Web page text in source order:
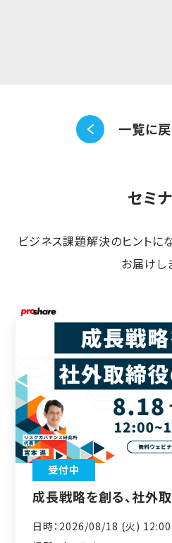
一覧に
セミ
ビジネス課題解決のヒントに
お届けし
受付中
成長戦略を創る、社外
日時：2026/08/18 (火)